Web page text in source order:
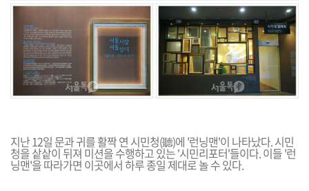
지난 12일 문과 귀를 활짝 연 시민청(聽)에 '런닝맨'이 나타났다. 시민
청을 샅샅이 뒤져 미션을 수행하고 있는 '시민리포터'들이다. 이들 '런
닝맨'을 따라가면 이곳에서 하루 종일 제대로 놀 수 있다.